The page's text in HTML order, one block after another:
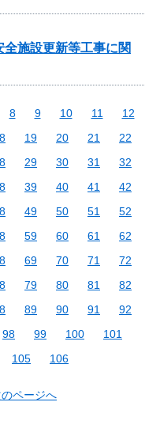
全施設更新等工事に関
8 9 10 11
12
19 20 21
22
29 30 31
32
39 40 41
42
49 50 51
52
59 60 61
62
69 70 71
72
79 80 81
82
89 90 91
92
98 99 100
101
105 106
のページへ